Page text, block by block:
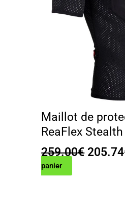
Maillot de
ReaFlex
259.00€ Le
205.74
panier